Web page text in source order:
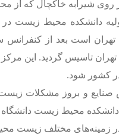
روی شیرابه خاکچال که از
تهران تاسیس گردید. این
کشور شود.
و بروز مشکلات زیست
دانشکده محیط زیست
مختلف زیست محیطی در سال